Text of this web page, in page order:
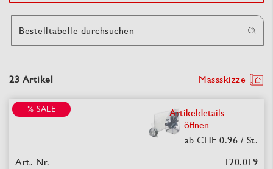
23 Artikel Massskizze
Bestelltabelle durchsuchen
Artikeldetails
öffnen
ab CHF 0.96 / St.
120.019
% SALE